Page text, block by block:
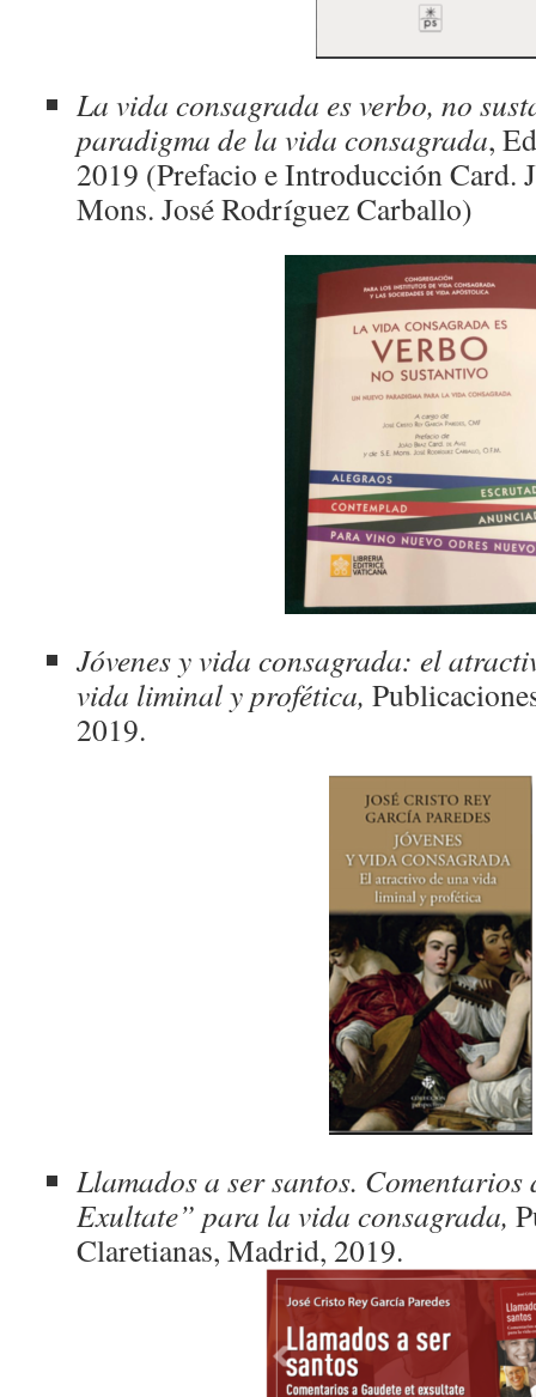
La vida consagrada es verbo, no
paradigma de la vida consagrada,
2019 (Prefacio e Introducción Card.
Mons. José Rodríguez Carballo)
Jóvenes y vida consagrada: el
vida liminal y profética,
2019.
Llamados a ser santos. Comentarios
Exultate” para la vida consagrada,
Claretianas, Madrid, 2019.